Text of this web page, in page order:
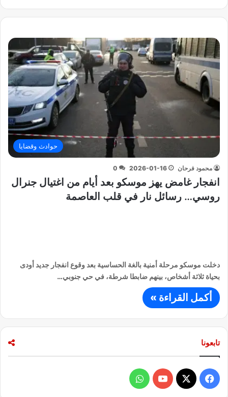
حوادث وقضايا
محمود فرحان 2026-01-16
0
انفجار غامض يهز موسكو بعد أيام من اغتيال جنرال
روسي… رسائل نار في قلب العاصمة
دخلت موسكو مرحلة أمنية بالغة الحساسية بعد وقوع انفجار جديد أودى
بحياة ثلاثة أشخاص، بينهم ضابطا شرطة، في حي جنوبي…
أكمل القراءة »
تابعونا